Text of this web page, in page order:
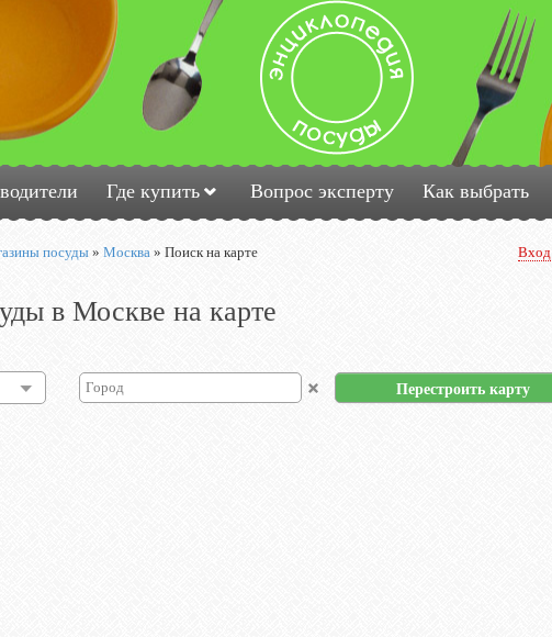
Где купить Вопрос эксперту Как выбрать
посуды» Москва » Поиск на карте Вход
в Москве на карте